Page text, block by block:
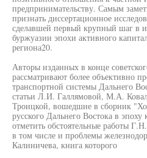
предпринимательству. Самым
признать диссертационное
сделавшей первый крупный шаг в
буржуазии эпохи активного
региона20.
Авторы изданных в конце
рассматривают более объективно
транспортной системы Дальнего
статьи Л.И. Галлямовой, М.А.
Троицкой, вошедшие в сборник
русского Дальнего Востока в
отметить обстоятельные работы
в том числе и проблемы
Калиничева, книга которого